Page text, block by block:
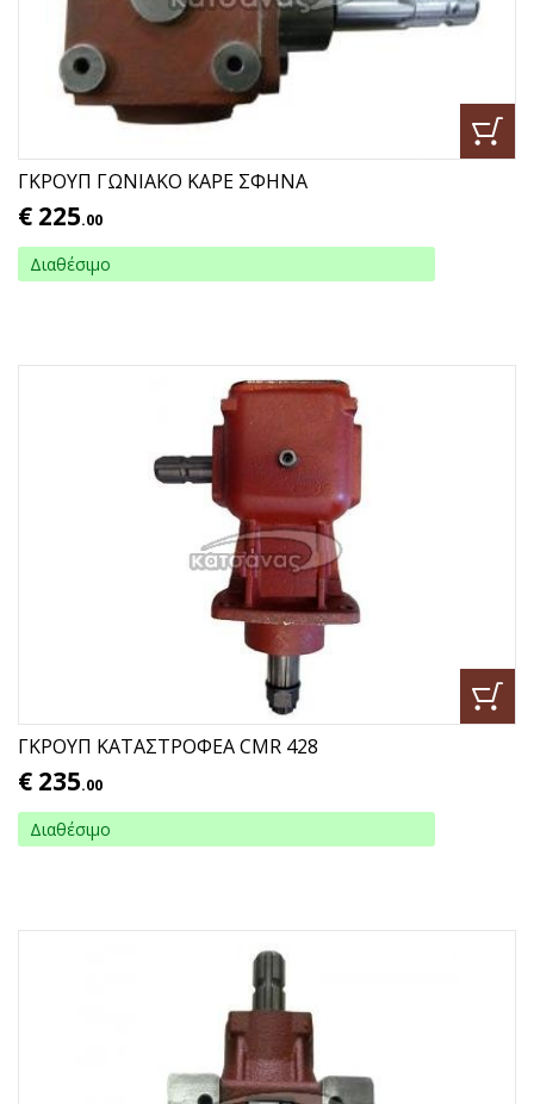
ΓΚΡΟΥΠ ΓΩΝΙΑΚΟ ΚΑΡΕ ΣΦΗΝΑ
€ 225.00
Διαθέσιμο
ΓΚΡΟΥΠ ΚΑΤΑΣΤΡΟΦΕΑ CMR 428
€ 235.00
Διαθέσιμο